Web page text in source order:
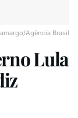
Agência Brasil
Lula